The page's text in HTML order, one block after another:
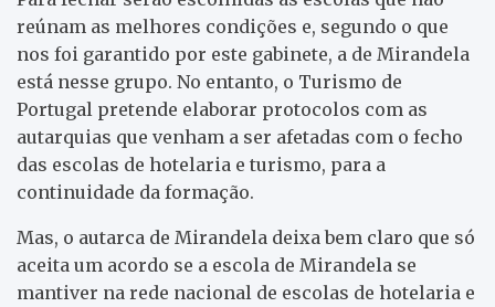
reúnam as melhores condições e, segundo o que
nos foi garantido por este gabinete, a de Mirandela
está nesse grupo. No entanto, o Turismo de
Portugal pretende elaborar protocolos com as
autarquias que venham a ser afetadas com o fecho
das escolas de hotelaria e turismo, para a
continuidade da formação.
Mas, o autarca de Mirandela deixa bem claro que só
aceita um acordo se a escola de Mirandela se
mantiver na rede nacional de escolas de hotelaria e